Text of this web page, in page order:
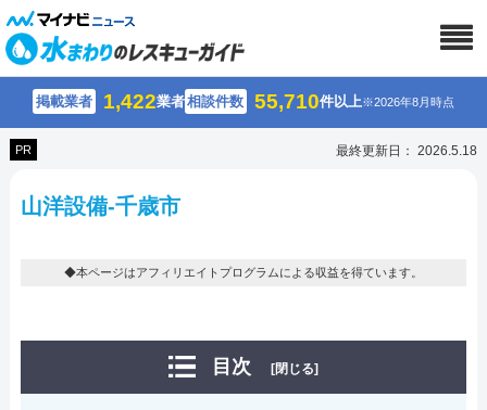
掲載業者 1,422業者相談件数 55,710件以上※2026年8月時点
PR 最終更新日： 2026.5.18
山洋設備-千歳市
◆本ページはアフィリエイトプログラムによる収益を得ています。
目次 [閉じる]